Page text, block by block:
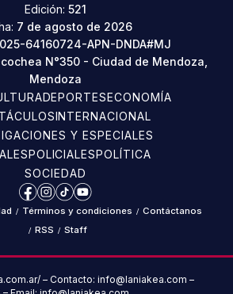
Edición: 521
7 de agosto de 2026
64160724-APN-DNDA#MJ
N°350 - Ciudad de Mendoza,
Mendoza
DEPORTESECONOMÍA
INTERNACIONAL
Y ESPECIALES
POLICIALESPOLÍTICA
SOCIEDAD
Facebook
Instagram
TikTokYouTube
/ Términos y condiciones / Contáctanos
/ RSS / Staff
– Contacto: info@laniakea.com –